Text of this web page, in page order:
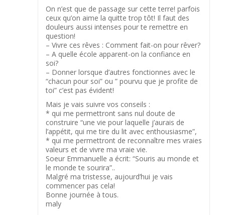
On n’est que de passage sur cette terre! parfois
ceux qu’on aime la quitte trop tôt! Il faut des
douleurs aussi intenses pour te remettre en
question!
– Vivre ces rêves : Comment fait-on pour rêver?
– A quelle école apparent-on la confiance en
soi?
– Donner lorsque d’autres fonctionnes avec le
“chacun pour soi” ou ” pourvu que je profite de
toi” c’est pas évident!
Mais je vais suivre vos conseils :
* qui me permettront sans nul doute de
construire “une vie pour laquelle j’aurais de
l’appétit, qui me tire du lit avec enthousiasme”,
* qui me permettront de reconnaître mes vraies
valeurs et de vivre ma vraie vie.
Soeur Emmanuelle a écrit: “Souris au monde et
le monde te sourira”..
Malgré ma tristesse, aujourd’hui je vais
commencer pas cela!
Bonne journée à tous.
maly